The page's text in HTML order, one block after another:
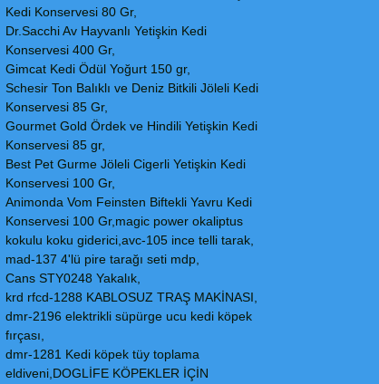
Kedi Konservesi 80 Gr,
Dr.Sacchi Av Hayvanlı Yetişkin Kedi
Konservesi 400 Gr,
Gimcat Kedi Ödül Yoğurt 150 gr,
Schesir Ton Balıklı ve Deniz Bitkili Jöleli Kedi
Konservesi 85 Gr,
Gourmet Gold Ördek ve Hindili Yetişkin Kedi
Konservesi 85 gr,
Best Pet Gurme Jöleli Cigerli Yetişkin Kedi
Konservesi 100 Gr,
Animonda Vom Feinsten Biftekli Yavru Kedi
Konservesi 100 Gr,magic power okaliptus
kokulu koku giderici,avc-105 ince telli tarak,
mad-137 4'lü pire tarağı seti mdp,
Cans STY0248 Yakalık,
krd rfcd-1288 KABLOSUZ TRAŞ MAKİNASI,
dmr-2196 elektrikli süpürge ucu kedi köpek
fırçası,
dmr-1281 Kedi köpek tüy toplama
eldiveni,DOGLİFE KÖPEKLER İÇİN